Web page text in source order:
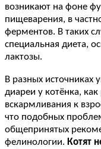
возникают на фоне
пищеварения, в
ферментов. В таких
специальная диета,
лактозы.
В разных источниках
диареи у котёнка,
вскармливания к
что подобных
общепринятых
фелинологии. Котят